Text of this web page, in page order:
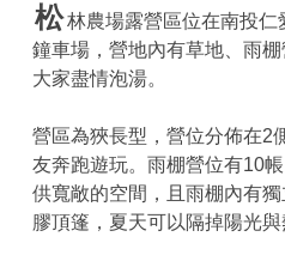
松林農場露營區位在南投
鐘車場，營地內有草地、雨
大家盡情泡湯。
營區為狹長型，營位分佈在2
友奔跑遊玩。雨棚營位有10
供寬敞的空間，且雨棚內有
膠頂篷，夏天可以隔掉陽光與